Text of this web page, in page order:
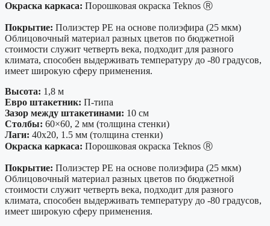
Окраска каркаса: Порошковая окраска Teknos Ⓡ
Покрытие: Полиэстер PE на основе полиэфира (25 мкм)
Облицовочный материал разных цветов по бюджетной
стоимости служит четверть века, подходит для разного
климата, способен выдерживать температуру до -80 градусов,
имеет широкую сферу применения.
Высота: 1,8 м
Евро штакетник: П-типа
Зазор между штакетинами: 10 см
Столбы: 60×60, 2 мм (толщина стенки)
Лаги: 40х20, 1.5 мм (толщина стенки)
Окраска каркаса: Порошковая окраска Teknos Ⓡ
Покрытие: Полиэстер PE на основе полиэфира (25 мкм)
Облицовочный материал разных цветов по бюджетной
стоимости служит четверть века, подходит для разного
климата, способен выдерживать температуру до -80 градусов,
имеет широкую сферу применения.